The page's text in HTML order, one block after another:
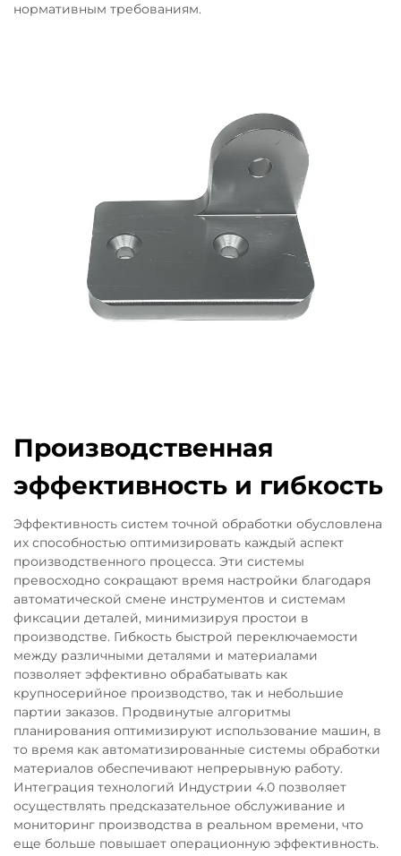
нормативным требованиям.
Производственная
эффективность и гибкость
Эффективность систем точной обработки обусловлена
их способностью оптимизировать каждый аспект
производственного процесса. Эти системы
превосходно сокращают время настройки благодаря
автоматической смене инструментов и системам
фиксации деталей, минимизируя простои в
производстве. Гибкость быстрой переключаемости
между различными деталями и материалами
позволяет эффективно обрабатывать как
крупносерийное производство, так и небольшие
партии заказов. Продвинутые алгоритмы
планирования оптимизируют использование машин, в
то время как автоматизированные системы обработки
материалов обеспечивают непрерывную работу.
Интеграция технологий Индустрии 4.0 позволяет
осуществлять предсказательное обслуживание и
мониторинг производства в реальном времени, что
еще больше повышает операционную эффективность.